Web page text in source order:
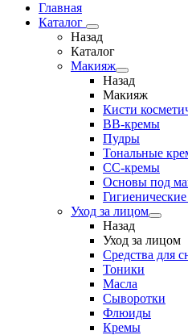
Главная
Каталог
Назад
Каталог
Макияж
Назад
Макияж
Кисти
BB-кремы
Пудры
Тональные
CC-кремы
Основы под
Уход за лицом
Назад
Уход за лицом
Средства для
Тоники
Масла
Сыворотки
Флюиды
Кремы